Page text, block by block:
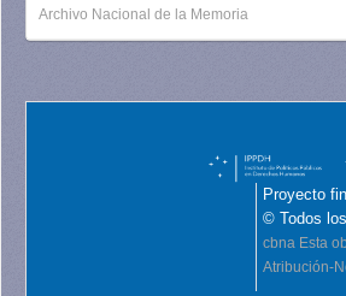
Archivo Nacional de la Memoria
Proyecto
© Todos
cbna Esta
Atribución-